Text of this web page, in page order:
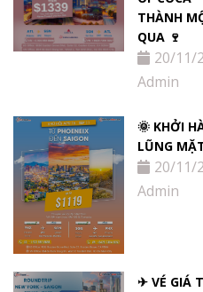
THÀNH
QUA 🍷
20/11/
Admin
🌞 KHỞI
LŨNG
20/11/
Admin
✈ VÉ GIÁ